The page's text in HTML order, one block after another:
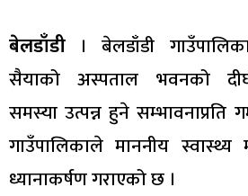
बेलडाँडी । बेलडाँडी
सैयाको अस्पताल भवनको
समस्या उत्पन्न हुने सम्भावनाप्रति
गाउँपालिकाले माननीय स्वास्थ्य
ध्यानाकर्षण गराएको छ ।